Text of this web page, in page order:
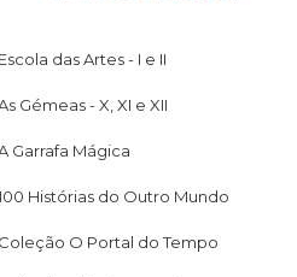
Escola das Artes - I e II
Gémeas - X, XI e XII
Garrafa Mágica
Histórias do Outro Mundo
Coleção O Portal do Tempo